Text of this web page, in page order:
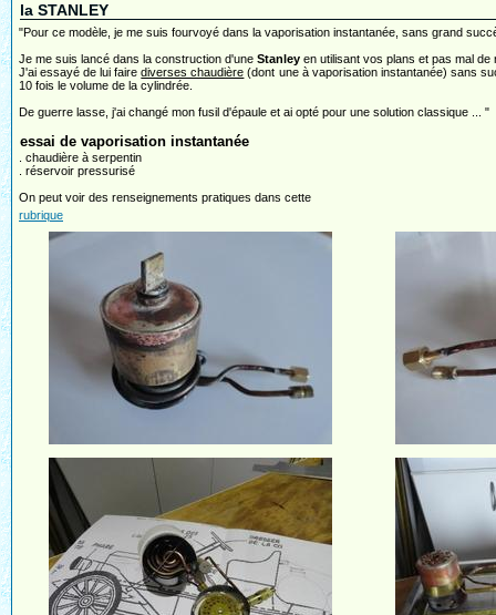
la STANLEY
"Pour ce modèle, je me suis fourvoyé dans la vaporisation instantanée, sans grand
Je me suis lancé dans la construction d'une Stanley en utilisant vos plans et pas mal
J'ai essayé de lui fairediverses chaudière (dont une à vaporisation instantanée) sans
10 fois le volume de la cylindrée.
De guerre lasse, j'ai changé mon fusil d'épaule et ai opté pour une solution classique ... "
essai de vaporisation instantanée
. chaudière à serpentin
. réservoir pressurisé
On peut voir des renseignements pratiques dans cette
rubrique